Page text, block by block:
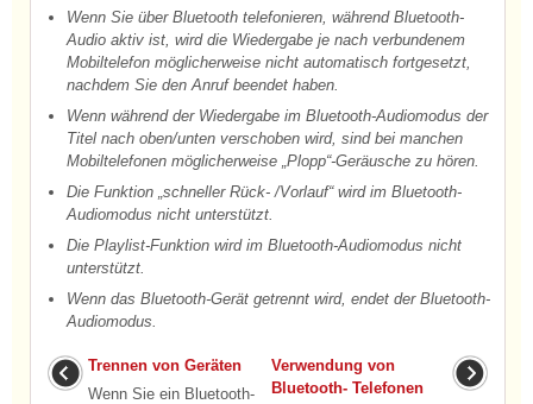
Wenn Sie über Bluetooth telefonieren, während Bluetooth-
Audio aktiv ist, wird die Wiedergabe je nach verbundenem
Mobiltelefon möglicherweise nicht automatisch fortgesetzt,
nachdem Sie den Anruf beendet haben.
Wenn während der Wiedergabe im Bluetooth-Audiomodus der
Titel nach oben/unten verschoben wird, sind bei manchen
Mobiltelefonen möglicherweise „Plopp“-Geräusche zu hören.
Die Funktion „schneller Rück- /Vorlauf“ wird im Bluetooth-
Audiomodus nicht unterstützt.
Die Playlist-Funktion wird im Bluetooth-Audiomodus nicht
unterstützt.
Wenn das Bluetooth-Gerät getrennt wird, endet der Bluetooth-
Audiomodus.
Trennen von Geräten
Wenn Sie ein Bluetooth-
Verwendung von
Bluetooth- Telefonen